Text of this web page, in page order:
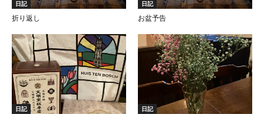
日記
折り返し
日記
お盆予告
日記
日記